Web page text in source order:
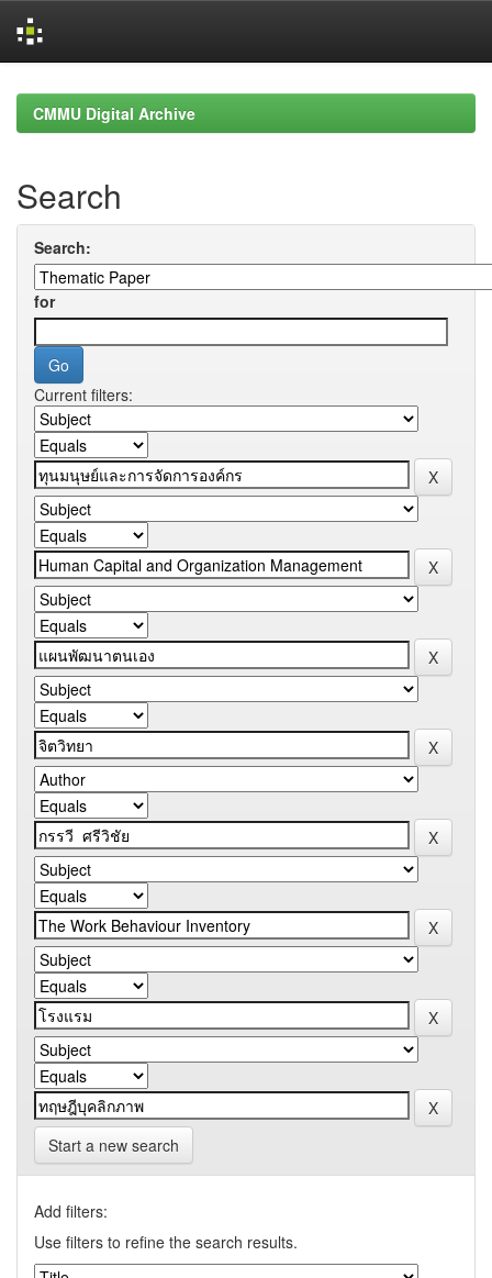
navigationCMMU Digital Archive
Search
Search:
for
Current filters:
Start a new search
Add filters:
Use filters to refine the search results.